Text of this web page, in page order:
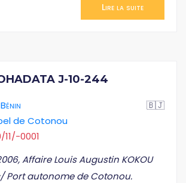
Lire la suite
J-10-244
Bénin
🇧🇯
de Cotonou
0001
Affaire Louis Augustin KOKOU
Port autonome de Cotonou.